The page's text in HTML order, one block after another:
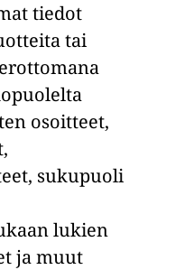
tiedot
tai
osoitteet,
sukupuoli
lukien
ja muut